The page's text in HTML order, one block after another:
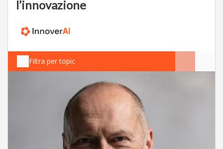
l’innovazione
Filtra per topic